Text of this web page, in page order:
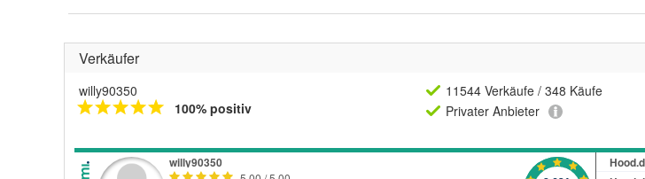
Verkäufer
willy90350
100% positiv
11544 Verkäufe / 348 Käufe
Privater Anbieter